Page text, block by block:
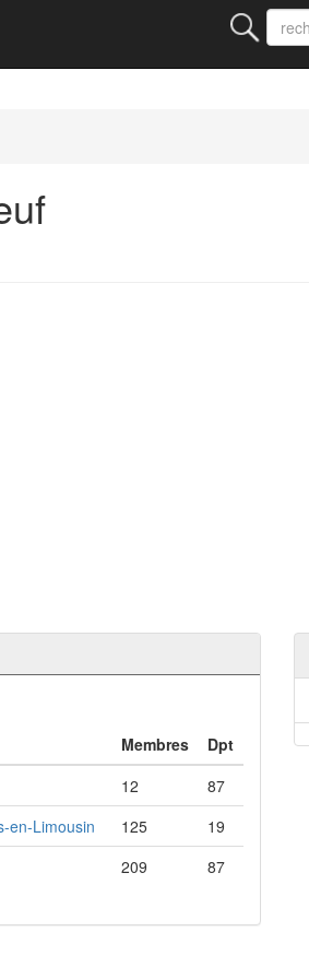
Membres
Dpt
12
87
en-Limousin 125
19
209 87